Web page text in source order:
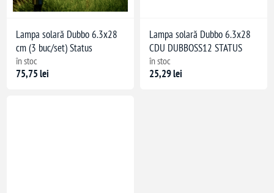
Lampa solară Dubbo 6.3x28
cm (3 buc/set) Status
în stoc
75,75 lei
Lampa solară Dubbo 6.3x28
CDU DUBBOSS12 STATUS
în stoc
25,29 lei